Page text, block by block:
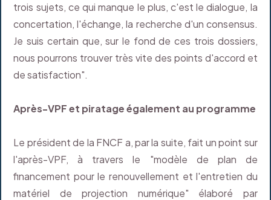
trois sujets, ce qui manque le plus, c'est le dialogue, la
concertation, l'échange, la recherche d'un consensus.
Je suis certain que, sur le fond de ces trois dossiers,
nous pourrons trouver très vite des points d'accord et
de satisfaction".
Après-VPF et piratage également au programme
Le président de la FNCF a, par la suite, fait un point sur
l'après-VPF, à travers le "modèle de plan de
financement pour le renouvellement et l'entretien du
matériel de projection numérique" élaboré par